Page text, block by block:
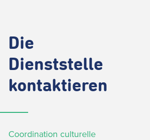
Die
Dienststelle
kontaktieren
Coordination culturelle